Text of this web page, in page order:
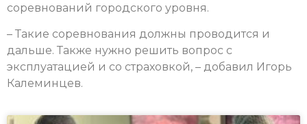
соревнований городского уровня.
– Такие соревнования должны проводится и
дальше. Также нужно решить вопрос с
эксплуатацией и со страховкой, – добавил Игорь
Калеминцев.